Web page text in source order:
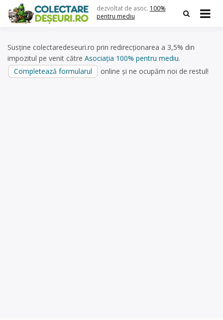
content
dezvoltat de asoc. 100%
pentru mediu
Susține colectaredeseuri.ro prin redirecționarea a 3,5% din
impozitul pe venit către Asociația 100% pentru mediu.
Completează formularul
online și ne ocupăm noi de restul!